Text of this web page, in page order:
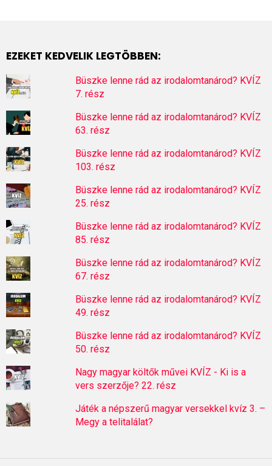
EZEKET KEDVELIK LEGTÖBBEN:
Büszke lenne rád az irodalomtanárod? KVÍZ
7. rész
Büszke lenne rád az irodalomtanárod? KVÍZ
63. rész
Büszke lenne rád az irodalomtanárod? KVÍZ
103. rész
Büszke lenne rád az irodalomtanárod? KVÍZ
25. rész
Büszke lenne rád az irodalomtanárod? KVÍZ
85. rész
Büszke lenne rád az irodalomtanárod? KVÍZ
67. rész
Büszke lenne rád az irodalomtanárod? KVÍZ
49. rész
Büszke lenne rád az irodalomtanárod? KVÍZ
50. rész
Nagy magyar költők művei KVÍZ - Ki is a
vers szerzője? 22. rész
Játék a népszerű magyar versekkel kvíz 3. –
Megy a telitalálat?